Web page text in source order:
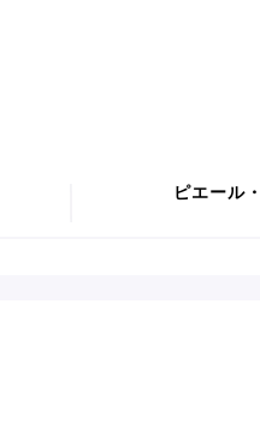
ピエール